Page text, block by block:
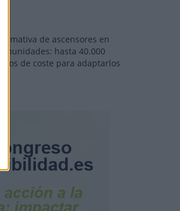
Normativa de ascensores en
comunidades: hasta 40.000
euros de coste para adaptarlos